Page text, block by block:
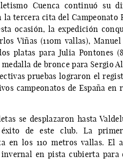
Cuenca continuó su
la tercera cita del Campeonato
ocasión, la expedición
Viñas (110m vallas),
platas para Julia Pontones
medalla de bronce para Sergio
pruebas lograron el
campeonatos de España
se desplazaron hasta
de este club. La
en los 110 metros vallas. El
invernal en pista cubierta